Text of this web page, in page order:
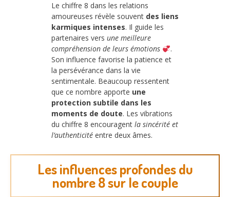
Le chiffre 8 dans les relations
amoureuses révèle souvent des liens
karmiques intenses. Il guide les
partenaires vers une meilleure
compréhension de leurs émotions
.
Son influence favorise la patience et
la persévérance dans la vie
sentimentale. Beaucoup ressentent
que ce nombre apporte une
protection subtile dans les
moments de doute. Les vibrations
du chiffre 8 encouragent la sincérité et
l’authenticité entre deux âmes.
Les influences profondes du
nombre 8 sur le couple